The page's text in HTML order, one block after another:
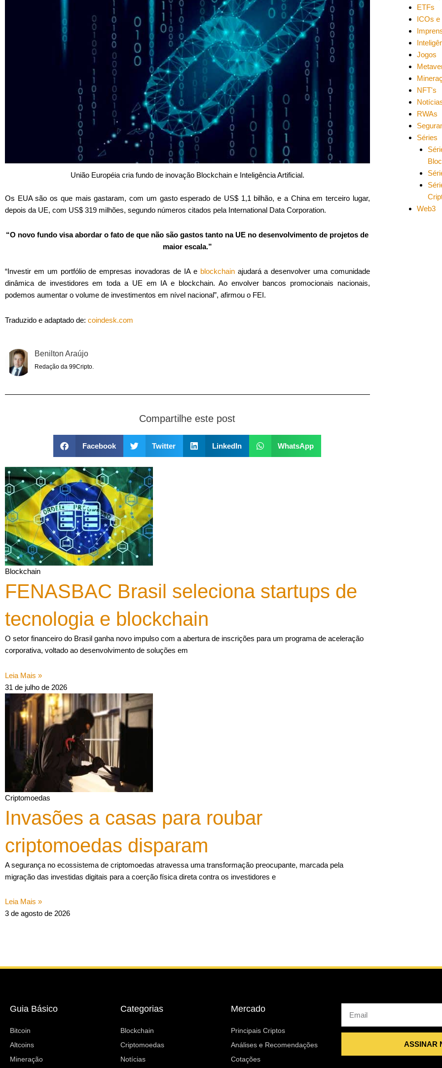
União Européia cria fundo de inovação Blockchain e Inteligência Artificial.
Os EUA são os que mais gastaram, com um gasto esperado de US$ 1,1 bilhão, e a China em terceiro lugar,
depois da UE, com US$ 319 milhões, segundo números citados pela International Data Corporation.
“O novo fundo visa abordar o fato de que não são gastos tanto na UE no desenvolvimento de projetos de
maior escala.”
“Investir em um portfólio de empresas inovadoras de IA e blockchainajudará a desenvolver uma comunidade
dinâmica de investidores em toda a UE em IA e blockchain. Ao envolver bancos promocionais nacionais,
podemos aumentar o volume de investimentos em nível nacional”, afirmou o FEI.
Traduzido e adaptado de: coindesk.com
Benilton Araújo
Redação da 99Cripto.
Compartilhe este post
Facebook Twitter LinkedIn WhatsApp
Blockchain
FENASBAC Brasil seleciona startups de
tecnologia e blockchain
O setor financeiro do Brasil ganha novo impulso com a abertura de inscrições para um programa de aceleração
corporativa, voltado ao desenvolvimento de soluções em
Leia Mais »
31 de julho de 2026
Criptomoedas
Invasões a casas para roubar
criptomoedas disparam
A segurança no ecossistema de criptomoedas atravessa uma transformação preocupante, marcada pela
migração das investidas digitais para a coerção física direta contra os investidores e
Leia Mais »
3 de agosto de 2026
ETFs
ICOs e
Jogos
NFT's
RWAs
Séries
Web3
Guia Básico
Bitcoin
Altcoins
Mineração
Categorias
Blockchain
Criptomoedas
Notícias
Mercado
Principais Criptos
Análises e Recomendações
Cotações
ASSINAR